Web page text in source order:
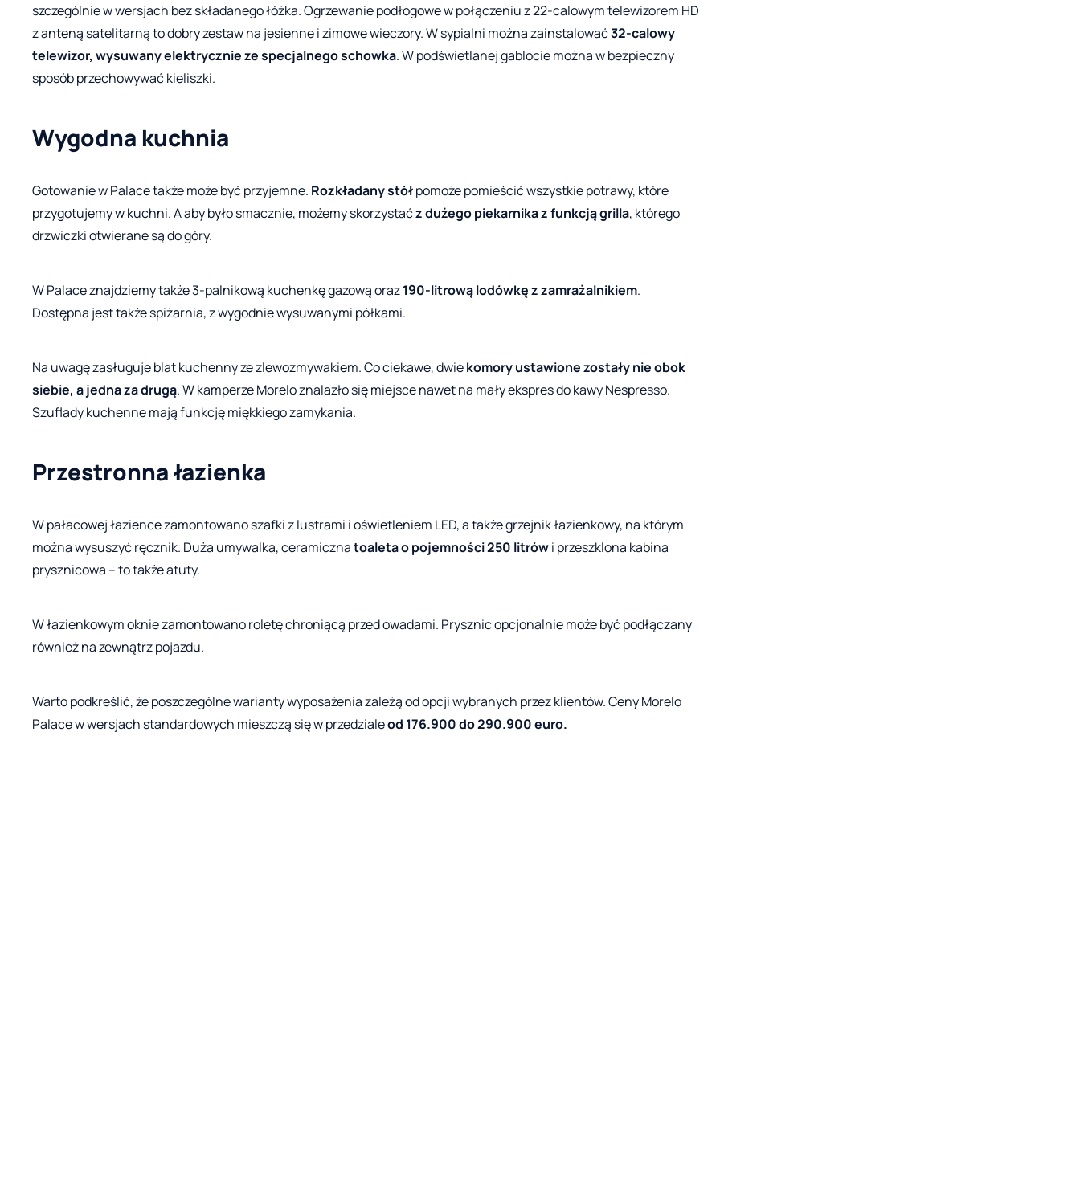
szczególnie w wersjach bez składanego łóżka. Ogrzewanie podłogowe w połączeniu z 22-calowym telewizorem HD
z anteną satelitarną to dobry zestaw na jesienne i zimowe wieczory. W sypialni można zainstalować32-calowy
telewizor, wysuwany elektrycznie ze specjalnego schowka. W podświetlanej gablocie można w bezpieczny
sposób przechowywać kieliszki.
Wygodna kuchnia
Gotowanie w Palace także może być przyjemne. Rozkładany stółpomoże pomieścić wszystkie potrawy, które
przygotujemy w kuchni. A aby było smacznie, możemy skorzystaćz dużego piekarnika z funkcją grilla, którego
drzwiczki otwierane są do góry.
W Palace znajdziemy także 3-palnikową kuchenkę gazową oraz190-litrową lodówkę z zamrażalnikiem.
Dostępna jest także spiżarnia, z wygodnie wysuwanymi półkami.
Na uwagę zasługuje blat kuchenny ze zlewozmywakiem. Co ciekawe, dwiekomory ustawione zostały nie obok
siebie, a jedna za drugą. W kamperze Morelo znalazło się miejsce nawet na mały ekspres do kawy Nespresso.
Szuflady kuchenne mają funkcję miękkiego zamykania.
Przestronna łazienka
W pałacowej łazience zamontowano szafki z lustrami i oświetleniem LED, a także grzejnik łazienkowy, na którym
można wysuszyć ręcznik. Duża umywalka, ceramicznatoaleta o pojemności 250 litrówi przeszklona kabina
prysznicowa – to także atuty.
W łazienkowym oknie zamontowano roletę chroniącą przed owadami. Prysznic opcjonalnie może być podłączany
również na zewnątrz pojazdu.
Warto podkreślić, że poszczególne warianty wyposażenia zależą od opcji wybranych przez klientów. Ceny Morelo
Palace w wersjach standardowych mieszczą się w przedzialeod 176.900 do 290.900 euro.